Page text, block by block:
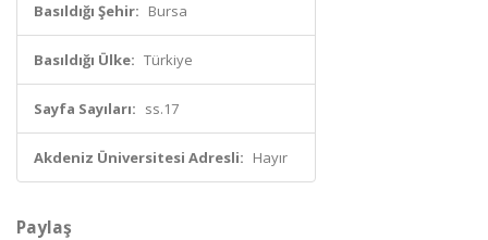
Basıldığı Şehir: Bursa
Basıldığı Ülke: Türkiye
Sayfa Sayıları: ss.17
Akdeniz Üniversitesi Adresli: Hayır
Paylaş